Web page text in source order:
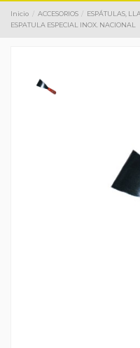
Inicio ACCESORIOS
ESPÁTULAS,
ESPATULA ESPECIAL INOX. NACIONAL